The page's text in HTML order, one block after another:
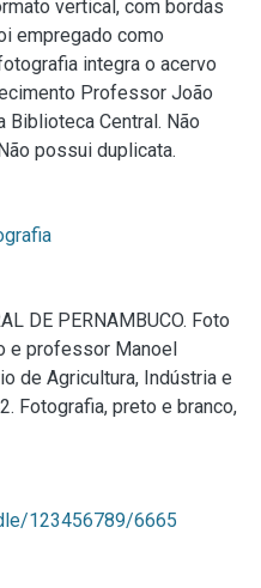
vertical, com bordas
empregado como
integra o acervo
Professor João
Biblioteca Central. Não
possui duplicata.
DE PERNAMBUCO. Foto
e professor Manoel
de Agricultura, Indústria e
Fotografia, preto e branco,
123456789/6665